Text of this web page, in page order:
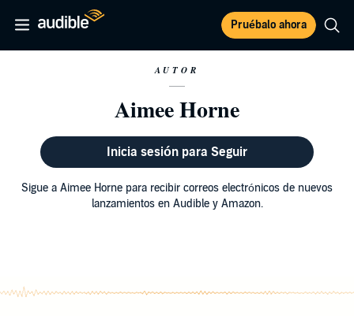
Pruébalo ahora
AUTOR
Aimee Horne
Inicia sesión para Seguir
Sigue a Aimee Horne para recibir correos electrónicos de nuevos
lanzamientos en Audible y Amazon.